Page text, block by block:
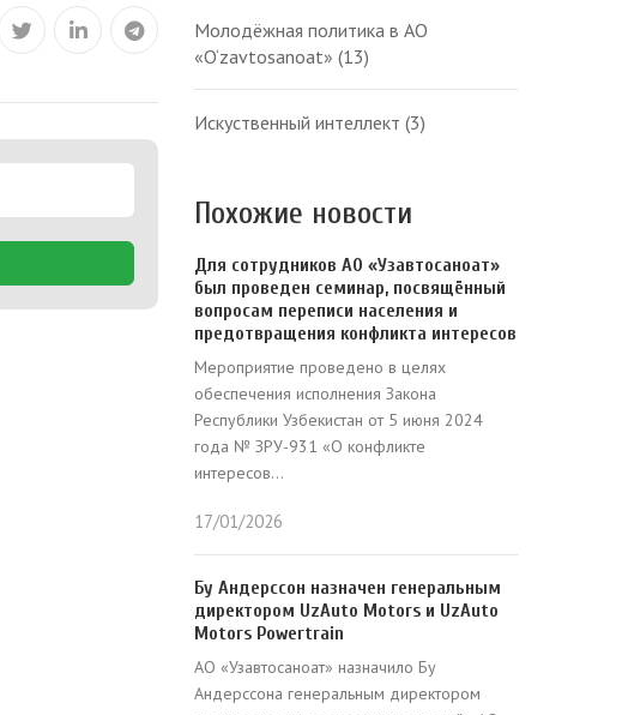
Молодёжная политика в АО
«O‘zavtosanoat» (13)
Искуственный интеллект (3)
Похожие новости
Для сотрудников АО «Узавтосаноат»
был проведен семинар, посвящённый
вопросам переписи населения и
предотвращения конфликта интересов
Мероприятие проведено в целях
обеспечения исполнения Закона
Республики Узбекистан от 5 июня 2024
года № ЗРУ-931 «О конфликте
интересов...
17/01/2026
Бу Андерссон назначен генеральным
директором UzAuto Motors и UzAuto
Motors Powertrain
АО «Узавтосаноат» назначило Бу
Андерссона генеральным директором